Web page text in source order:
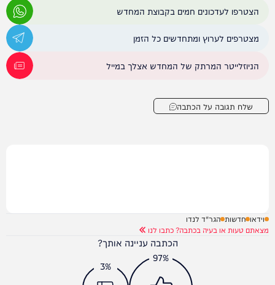
הצטרפו לעדכונים חמים בקבוצת המחדש
מצטרפים לערוץ ומתחדשים כל הזמן
הניוזלייטר המרתק של המחדש אצלך במייל
שלח תגובה על הכתבה
וידאו חדשות הגר"ד לנדו
מצאתם טעות או בעיה בכתבה? כתבו לנו
הכתבה עניינה אותך?
97%
3%